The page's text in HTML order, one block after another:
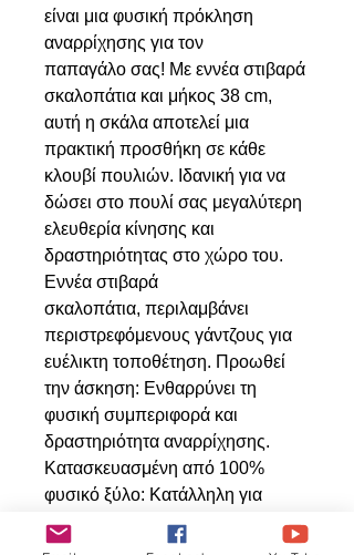
είναι μια φυσική πρόκληση
αναρρίχησης για τον
παπαγάλο σας! Με εννέα στιβαρά
σκαλοπάτια και μήκος 38 cm,
αυτή η σκάλα αποτελεί μια
πρακτική προσθήκη σε κάθε
κλουβί πουλιών. Ιδανική για να
δώσει στο πουλί σας μεγαλύτερη
ελευθερία κίνησης και
δραστηριότητας στο χώρο του.
Εννέα στιβαρά
σκαλοπάτια, περιλαμβάνει
περιστρεφόμενους γάντζους για
ευέλικτη τοποθέτηση. Προωθεί
την άσκηση: Ενθαρρύνει τη
φυσική συμπεριφορά και
δραστηριότητα αναρρίχησης.
Κατασκευασμένη από 100%
φυσικό ξύλο: Κατάλληλη για
καθημερινή χρήση.